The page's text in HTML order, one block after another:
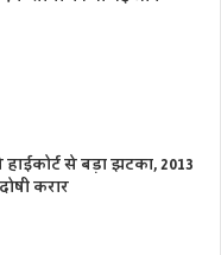
से बड़ा झटका, 2013
करार